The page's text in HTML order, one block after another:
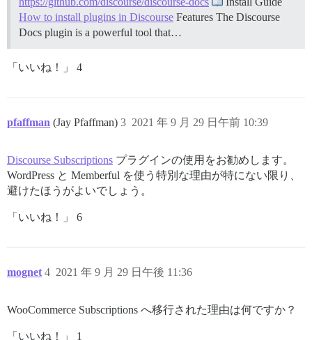
How to install plugins in Discourse Features The Discourse
Docs plugin is a powerful tool that…
「いいね！」 4
pfaffman (Jay Pfaffman) 2021 年 9 月 29 日午前 10:39
3
Discourse Subscriptions プラグインの使用をお勧めします。
WordPress と Memberful を使う特別な理由が特にない限り、
避けたほうがよいでしょう。
「いいね！」 6
mognet 2021 年 9 月 29 日午後 11:36
4
WooCommerce Subscriptions へ移行された理由は何ですか？
「いいね！」 1